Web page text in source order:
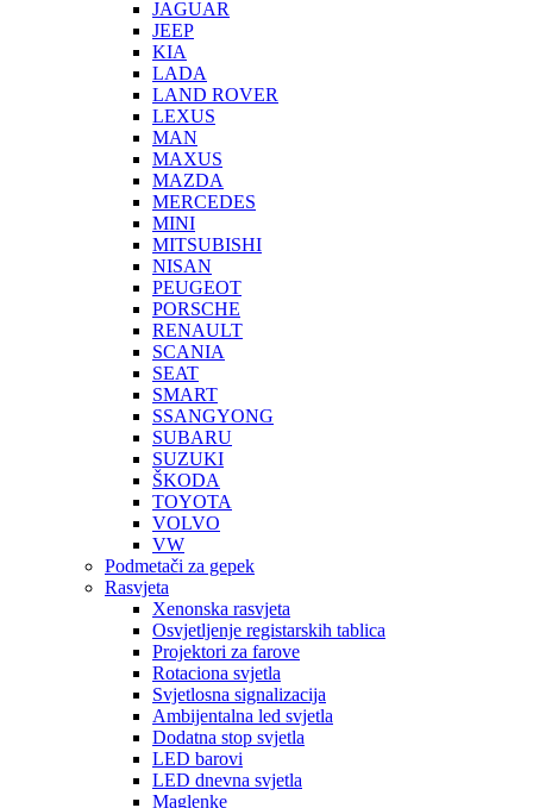
JAGUAR
JEEP
KIA
LADA
LAND ROVER
LEXUS
MAN
MAXUS
MAZDA
MERCEDES
MINI
MITSUBISHI
NISAN
PEUGEOT
PORSCHE
RENAULT
SCANIA
SEAT
SMART
SSANGYONG
SUBARU
SUZUKI
ŠKODA
TOYOTA
VOLVO
VW
Podmetači za gepek
Rasvjeta
Xenonska rasvjeta
Osvjetljenje registarskih tablica
Projektori za farove
Rotaciona svjetla
Svjetlosna signalizacija
Ambijentalna led svjetla
Dodatna stop svjetla
LED barovi
LED dnevna svjetla
Maglenke